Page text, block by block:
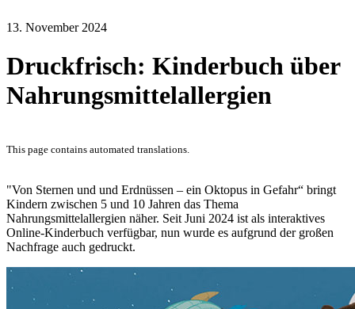
13. November 2024
Druckfrisch: Kinderbuch über
Nahrungsmittelallergien
This page contains automated translations.
"Von Sternen und und Erdnüssen – ein Oktopus in Gefahr“ bringt
Kindern zwischen 5 und 10 Jahren das Thema
Nahrungsmittelallergien näher. Seit Juni 2024 ist als interaktives
Online-Kinderbuch verfügbar, nun wurde es aufgrund der großen
Nachfrage auch gedruckt.